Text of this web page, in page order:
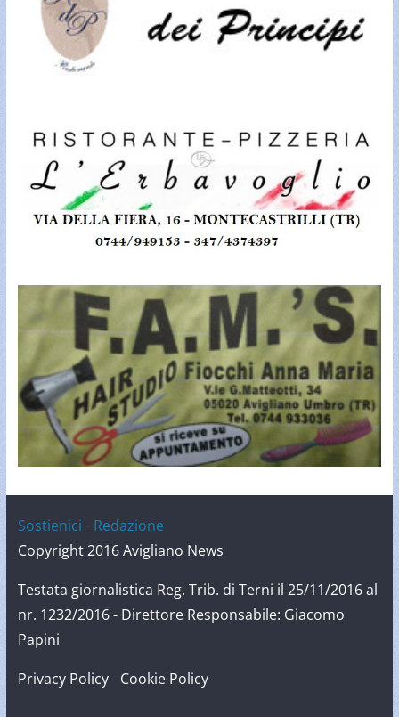
Sostienici
Redazione
Copyright 2016 Avigliano News
Testata giornalistica Reg. Trib. di Terni il 25/11/2016 al
nr. 1232/2016 - Direttore Responsabile: Giacomo
Papini
Privacy Policy- Cookie Policy